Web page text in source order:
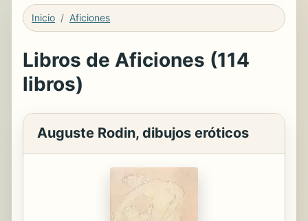
Inicio Aficiones
Libros de Aficiones (114
libros)
Auguste Rodin, dibujos eróticos